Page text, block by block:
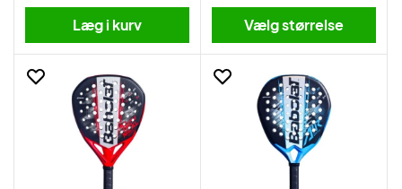
Læg i kurv Vælg størrelse